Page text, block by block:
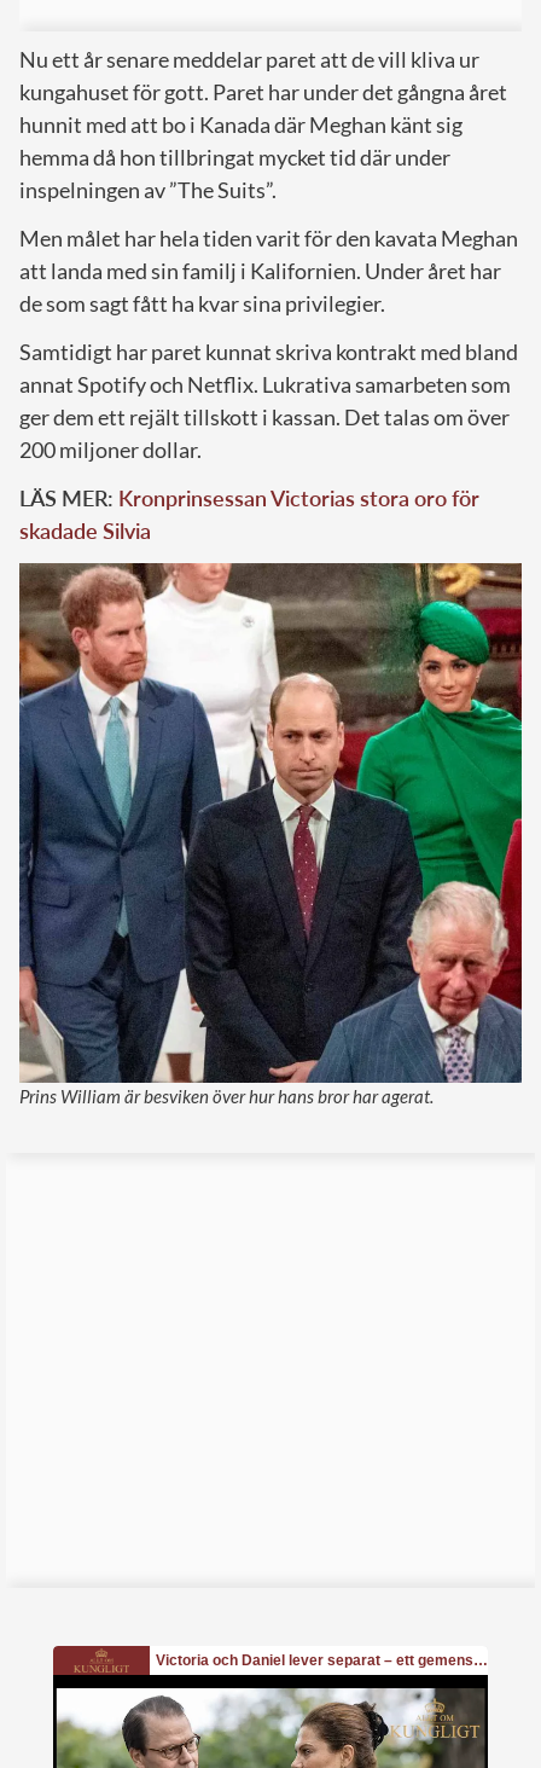
Nu ett år senare meddelar paret att de vill kliva ur
kungahuset för gott. Paret har under det gångna året
hunnit med att bo i Kanada där Meghan känt sig
hemma då hon tillbringat mycket tid där under
inspelningen av ”The Suits”.
Men målet har hela tiden varit för den kavata Meghan
att landa med sin familj i Kalifornien. Under året har
de som sagt fått ha kvar sina privilegier.
Samtidigt har paret kunnat skriva kontrakt med bland
annat Spotify och Netflix. Lukrativa samarbeten som
ger dem ett rejält tillskott i kassan. Det talas om över
200 miljoner dollar.
LÄS MER: Kronprinsessan Victorias stora oro för
skadade Silvia
Prins William är besviken över hur hans bror har agerat.